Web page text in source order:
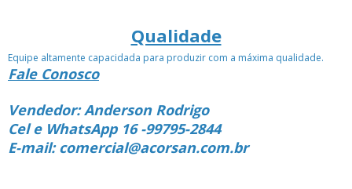
Qualidade
Equipe altamente capacidada para produzir com a máxima qualidade.
Fale Conosco
Vendedor: Anderson Rodrigo
Cel e WhatsApp 16 -99795-2844
E-mail: comercial@acorsan.com.br